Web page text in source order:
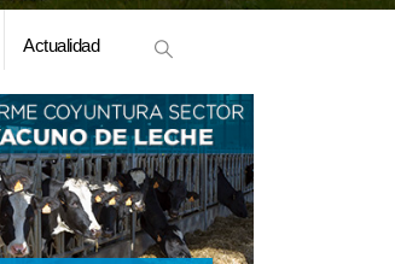
Actualidad